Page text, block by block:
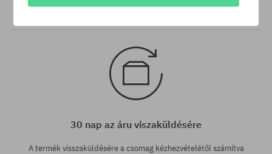
akkor csak neked levisszük a termék árát!
30 nap az áru viszaküldésére
A termék visszaküldésére a csomag kézhezvételétől számítva